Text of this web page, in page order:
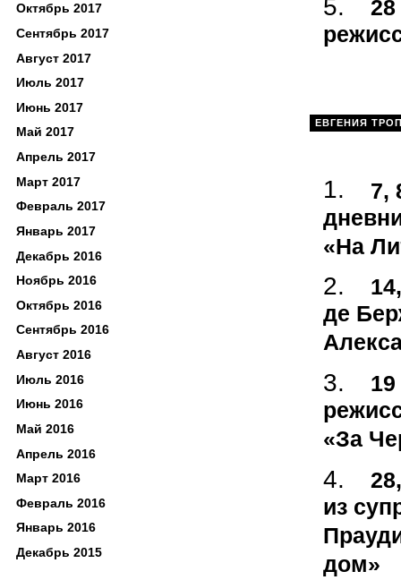
ЕВГЕНИЯ
7,
«На
де
«За
из
дом»
Октябрь 2017
Сентябрь 2017
Август 2017
Июль 2017
Июнь 2017
Май 2017
Апрель 2017
Март 2017
Февраль 2017
Январь 2017
Декабрь 2016
Ноябрь 2016
Октябрь 2016
Сентябрь 2016
Август 2016
Июль 2016
Июнь 2016
Май 2016
Апрель 2016
Март 2016
Февраль 2016
Январь 2016
Декабрь 2015